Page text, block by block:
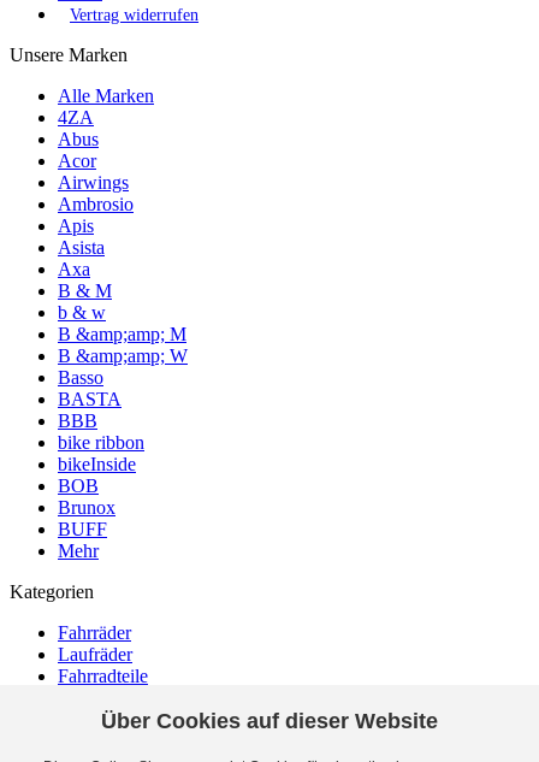
Vertrag widerrufen
Unsere Marken
Alle Marken
4ZA
Abus
Acor
Airwings
Ambrosio
Apis
Asista
Axa
B & M
b & w
B &amp;amp; M
B &amp;amp; W
Basso
BASTA
BBB
bike ribbon
bikeInside
BOB
Brunox
BUFF
Mehr
Kategorien
Fahrräder
Laufräder
Fahrradteile
Bekleidung
Über Cookies auf dieser Website